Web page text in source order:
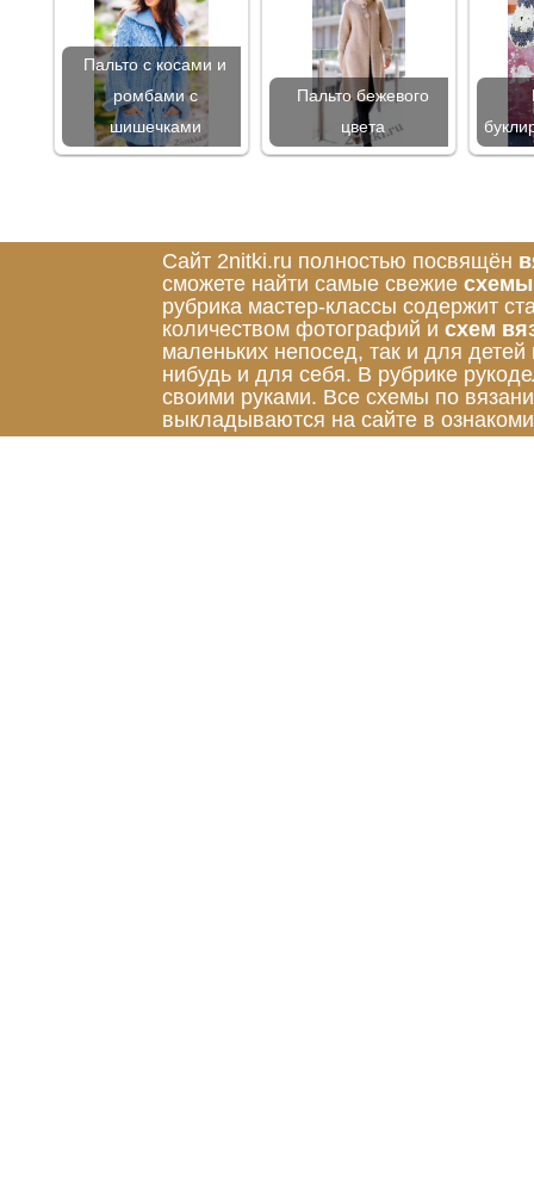
Пальто с косами и
ромбами с
шишечками
Пальто бежевого
цвета
Сайт 2nitki.ru полностью посвящён
сможете найти самые свежие схемы
рубрика мастер-классы содержит
количеством фотографий и схем
маленьких непосед, так и для
нибудь и для себя. В рубрике
своими руками. Все схемы по
выкладываются на сайте в